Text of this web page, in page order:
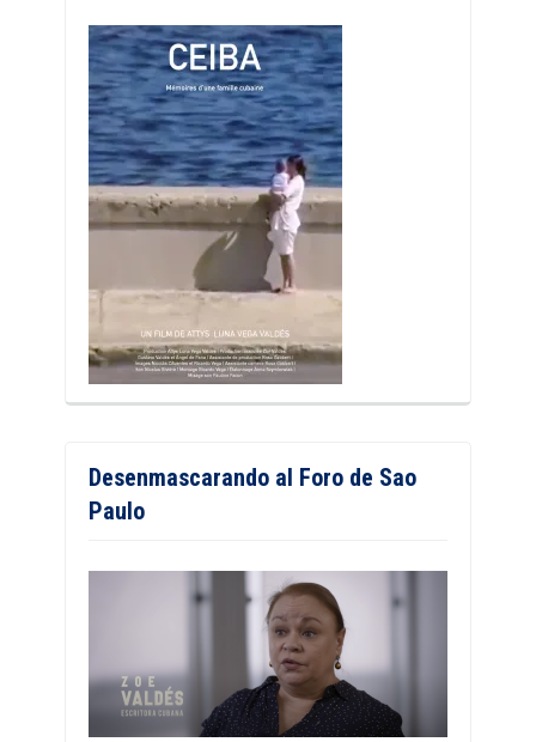
Desenmascarando al Foro de Sao
Paulo